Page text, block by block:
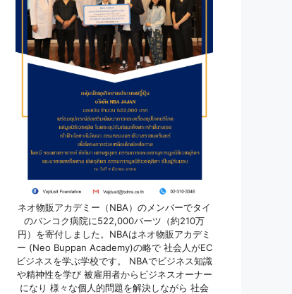
ネオ物販アカデミー（NBA）のメンバーでタイ
のバンコク病院に522,000バーツ（約210万
円）を寄付しました。NBAはネオ物販アカデミ
ー (Neo Buppan Academy)の略で 社会人がEC
ビジネスを学ぶ学校です。 NBAでビジネス知識
や精神性を学び 被雇用者からビジネスオーナー
になり 様々な個人的問題を解決しながら 社会